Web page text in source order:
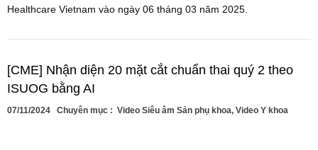
Healthcare Vietnam vào ngày 06 tháng 03 năm 2025.
[CME] Nhận diện 20 mặt cắt chuẩn thai quý 2 theo
ISUOG bằng AI
07/11/2024 Chuyên mục : Video Siêu âm Sản phụ khoa, Video Y khoa